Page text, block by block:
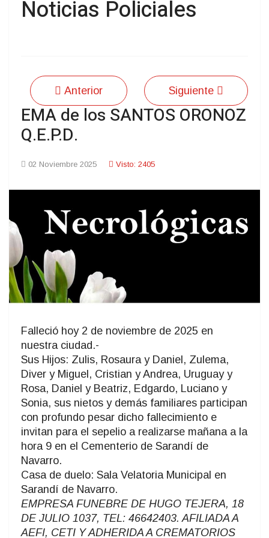
Noticias Policiales
Anterior Siguiente
EMA de los SANTOS ORONOZ
Q.E.P.D.
02 Noviembre 2025 Visto: 2405
Falleció hoy 2 de noviembre de 2025 en
nuestra ciudad.-
Sus Hijos: Zulis, Rosaura y Daniel, Zulema,
Diver y Miguel, Cristian y Andrea, Uruguay y
Rosa, Daniel y Beatriz, Edgardo, Luciano y
Sonia, sus nietos y demás familiares participan
con profundo pesar dicho fallecimiento e
invitan para el sepelio a realizarse mañana a la
hora 9 en el Cementerio de Sarandí de
Navarro.
Casa de duelo: Sala Velatoria Municipal en
Sarandí de Navarro.
EMPRESA FUNEBRE DE HUGO TEJERA, 18
DE JULIO 1037, TEL: 46642403. AFILIADA A
AEFI, CETI Y ADHERIDA A CREMATORIOS